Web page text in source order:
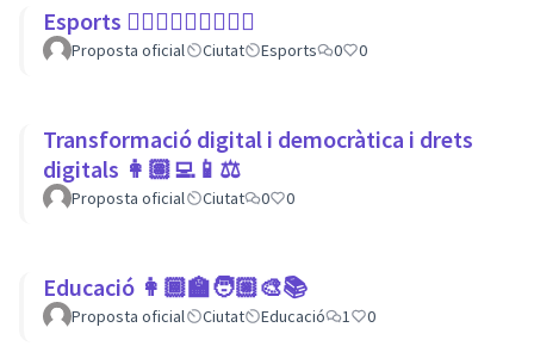
Esports 🏃🏾‍♀⛹🏼‍♀🏄🏼‍♂
Proposta oficial Ciutat Esports 0 0
Transformació digital i democràtica i drets
digitals 👩🏽‍💻📱⚖
Proposta oficial Ciutat 0 0
Educació 👩🏾‍🏫🧑🏼‍🎨📚
Proposta oficial Ciutat Educació 1 0